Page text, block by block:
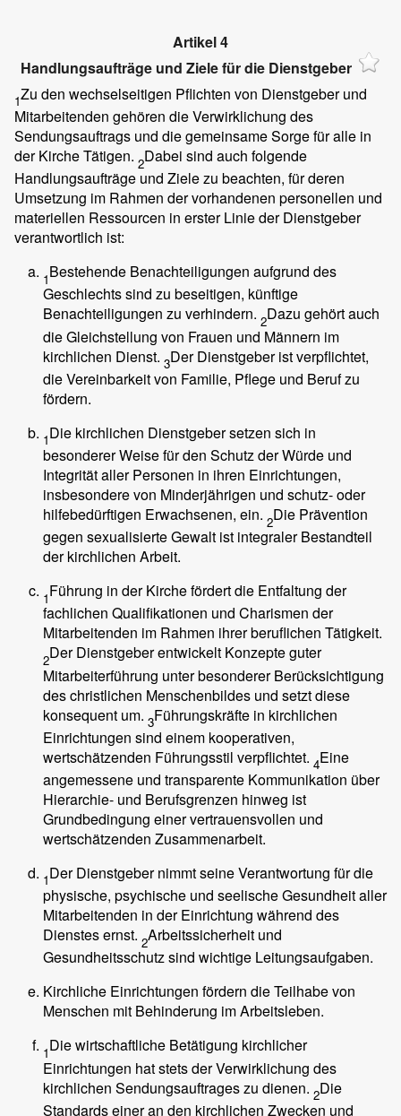
Artikel 4
Handlungsaufträge und Ziele für die Dienstgeber
1Zu den wechselseitigen Pflichten von Dienstgeber und
Mitarbeitenden gehören die Verwirklichung des
Sendungsauftrags und die gemeinsame Sorge für alle in
der Kirche Tätigen. 2Dabei sind auch folgende
Handlungsaufträge und Ziele zu beachten, für deren
Umsetzung im Rahmen der vorhandenen personellen und
materiellen Ressourcen in erster Linie der Dienstgeber
verantwortlich ist:
1Bestehende Benachteiligungen aufgrund des
Geschlechts sind zu beseitigen, künftige
Benachteiligungen zu verhindern. 2Dazu gehört auch
die Gleichstellung von Frauen und Männern im
kirchlichen Dienst. 3Der Dienstgeber ist verpflichtet,
die Vereinbarkeit von Familie, Pflege und Beruf zu
fördern.
1Die kirchlichen Dienstgeber setzen sich in
besonderer Weise für den Schutz der Würde und
Integrität aller Personen in ihren Einrichtungen,
insbesondere von Minderjährigen und schutz- oder
hilfebedürftigen Erwachsenen, ein. 2Die Prävention
gegen sexualisierte Gewalt ist integraler Bestandteil
der kirchlichen Arbeit.
1Führung in der Kirche fördert die Entfaltung der
fachlichen Qualifikationen und Charismen der
Mitarbeitenden im Rahmen ihrer beruflichen Tätigkeit.
2Der Dienstgeber entwickelt Konzepte guter
Mitarbeiterführung unter besonderer Berücksichtigung
des christlichen Menschenbildes und setzt diese
konsequent um. 3Führungskräfte in kirchlichen
Einrichtungen sind einem kooperativen,
wertschätzenden Führungsstil verpflichtet. 4Eine
angemessene und transparente Kommunikation über
Hierarchie- und Berufsgrenzen hinweg ist
Grundbedingung einer vertrauensvollen und
wertschätzenden Zusammenarbeit.
1Der Dienstgeber nimmt seine Verantwortung für die
physische, psychische und seelische Gesundheit aller
Mitarbeitenden in der Einrichtung während des
Dienstes ernst. 2Arbeitssicherheit und
Gesundheitsschutz sind wichtige Leitungsaufgaben.
Kirchliche Einrichtungen fördern die Teilhabe von
Menschen mit Behinderung im Arbeitsleben.
1Die wirtschaftliche Betätigung kirchlicher
Einrichtungen hat stets der Verwirklichung des
kirchlichen Sendungsauftrages zu dienen. 2Die
Standards einer an den kirchlichen Zwecken und